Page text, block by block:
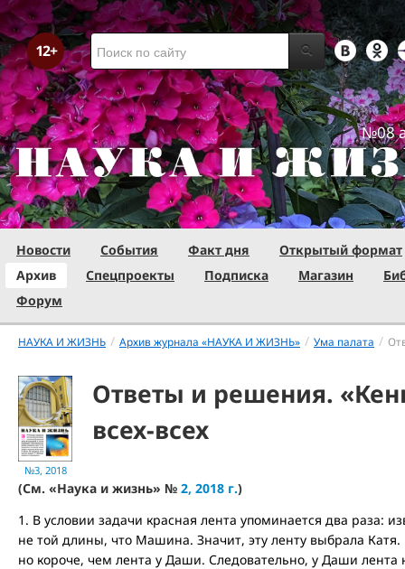
№08
Новости События Факт дня
Открытый формат
Архив
Спецпроекты Подписка Магазин
Форум
НАУКА И ЖИЗНЬ / Архив журнала «НАУКА И ЖИЗНЬ» / Ума палата /
№3, 2018
Ответы и решения.
всех-всех
(См. «Наука и жизнь» № 2, 2018 г.)
1. В условии задачи красная лента упоминается два раза:
не той длины, что Машина. Значит, эту ленту выбрала
но короче, чем лента у Даши. Следовательно, у Даши лента